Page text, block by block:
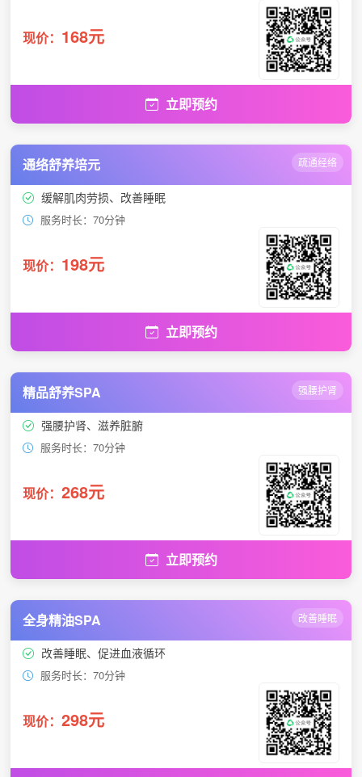
现价： 168元
立即预约
通络舒养培元 疏通经络
缓解肌肉劳损、改善睡眠
服务时长：70分钟
现价： 198元
立即预约
精品舒养SPA 强腰护肾
强腰护肾、滋养脏腑
服务时长：70分钟
现价： 268元
立即预约
全身精油SPA 改善睡眠
改善睡眠、促进血液循环
服务时长：70分钟
现价： 298元